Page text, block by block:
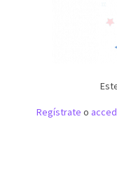
Regístrate o